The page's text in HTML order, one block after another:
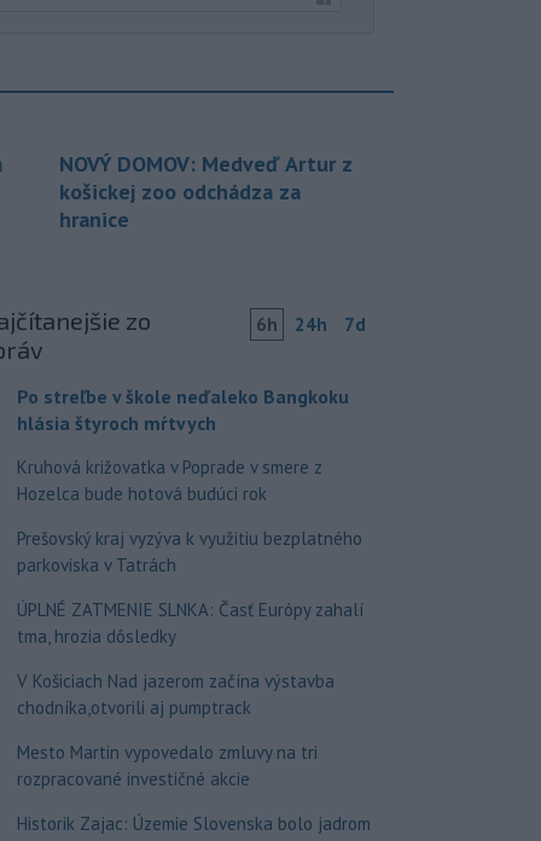
NOVÝ DOMOV: Medveď Artur z
košickej zoo odchádza za
hranice
zo
6h 24h 7d
Po streľbe v škole neďaleko Bangkoku
hlásia štyroch mŕtvych
Kruhová križovatka v Poprade v smere z
Hozelca bude hotová budúci rok
Prešovský kraj vyzýva k využitiu bezplatného
parkoviska v Tatrách
ÚPLNÉ ZATMENIE SLNKA: Časť Európy zahalí
tma, hrozia dôsledky
V Košiciach Nad jazerom začína výstavba
chodníka,otvorili aj pumptrack
Mesto Martin vypovedalo zmluvy na tri
rozpracované investičné akcie
Historik Zajac: Územie Slovenska bolo jadrom